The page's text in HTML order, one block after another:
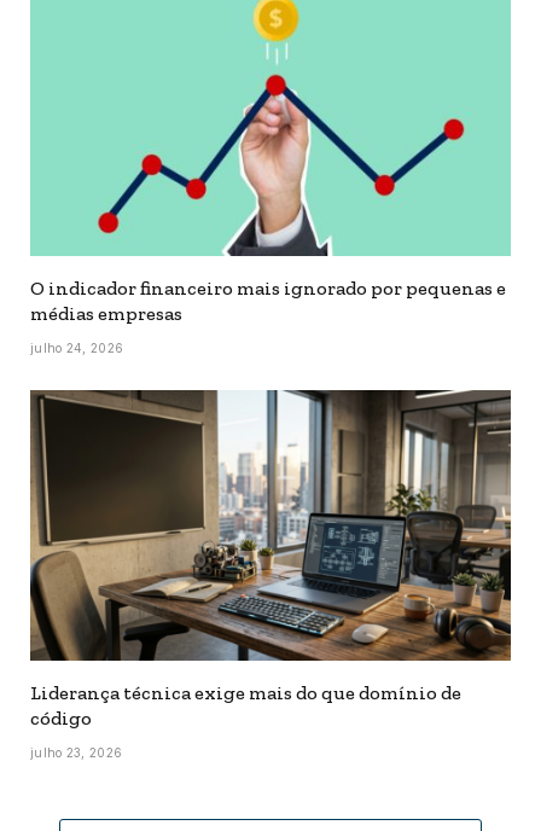
O indicador financeiro mais ignorado por pequenas e
médias empresas
julho 24, 2026
Liderança técnica exige mais do que domínio de
código
julho 23, 2026